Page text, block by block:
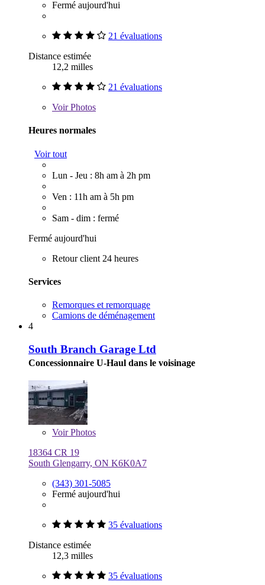
Fermé aujourd'hui
21 évaluations
Distance estimée
12,2 milles
21 évaluations
VoirPhotos
Heures normales
Voir tout
Lun - Jeu : 8h am à 2h pm
Ven : 11h am à 5h pm
Sam - dim : fermé
Fermé aujourd'hui
Retour client 24 heures
Services
Remorques et remorquage
Camions de déménagement
4
South Branch Garage Ltd
Concessionnaire U-Haul dans le voisinage
VoirPhotos
18364 CR 19
South Glengarry, ON K6K0A7
(343) 301-5085
Fermé aujourd'hui
35 évaluations
Distance estimée
12,3 milles
35 évaluations